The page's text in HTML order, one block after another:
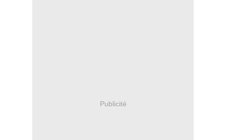
Publicité